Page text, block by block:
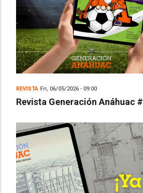
REVISTA Fri, 06/05/2026 - 09:00
Revista Generación Anáhuac